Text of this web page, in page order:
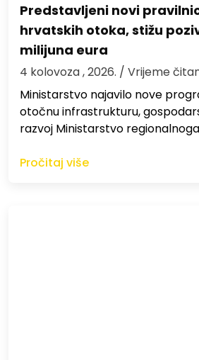
Predstavljeni novi
hrvatskih otoka, stižu
milijuna eura
4 kolovoza , 2026. / Vrijeme
Ministarstvo najavilo nove
otočnu infrastrukturu,
razvoj Ministarstvo
Pročitaj više